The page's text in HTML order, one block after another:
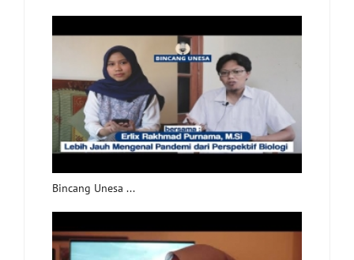
Bincang Unesa ...